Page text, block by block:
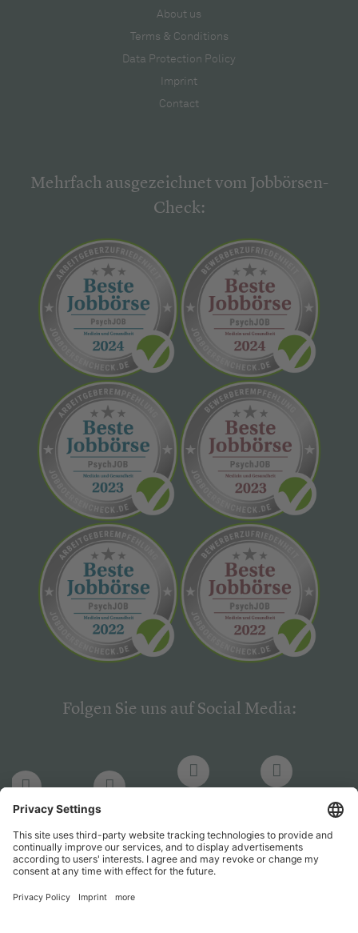
About us
Terms & Conditions
Data Protection Policy
Imprint
Contact
Mehrfach ausgezeichnet vom Jobbörsen-
Check:
Folgen Sie uns auf Social Media:
LinkedIn
PsychJOB PsychJOB
Hogrefe
Verlag
Hogrefe
Verlag